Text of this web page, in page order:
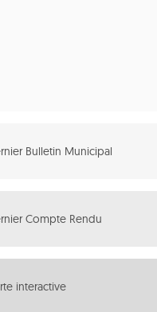
Bulletin Municipal
Compte Rendu
interactive